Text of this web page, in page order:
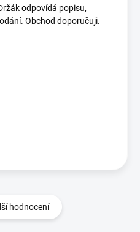
odpovídá popisu,
Obchod doporučuji.
hodnocení